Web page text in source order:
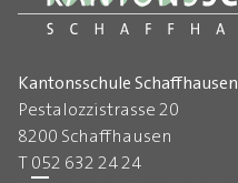
Kantonsschule Schaffhausen
Pestalozzistrasse 20
8200 Schaffhausen
T052 632 24 24